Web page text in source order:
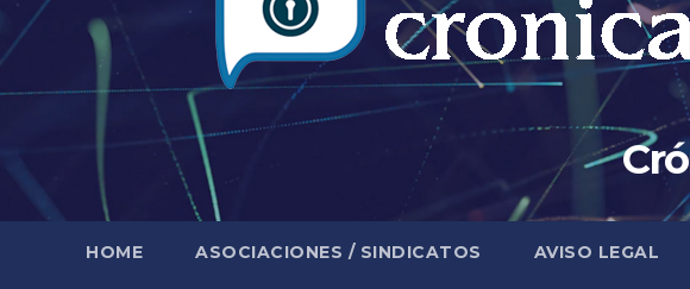
HOME ASOCIACIONES / SINDICATOS AVISO LEGAL